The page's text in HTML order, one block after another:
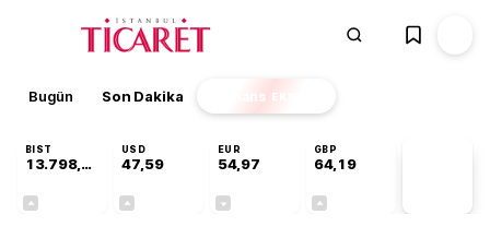
Bugün Son Dakika Finans EKSTRA
BIST
13.798,82
USD
47,59
EUR
54,97
GBP
64,19